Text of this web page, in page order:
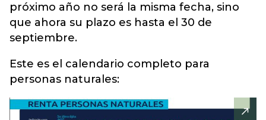
próximo año no será la misma fecha, sino
que ahora su plazo es hasta el 30 de
septiembre.
Este es el calendario completo para
personas naturales: